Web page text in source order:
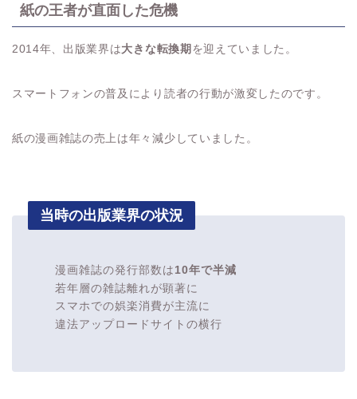
紙の王者が直面した危機
2014年、出版業界は大きな転換期 を迎えていました。
スマートフォンの普及により読者の行動が激変したのです。
紙の漫画雑誌の売上は年々減少していました。
当時の出版業界の状況
漫画雑誌の発行部数は 10年で半減
若年層の雑誌離れが顕著に
スマホでの娯楽消費が主流に
違法アップロードサイトの横行